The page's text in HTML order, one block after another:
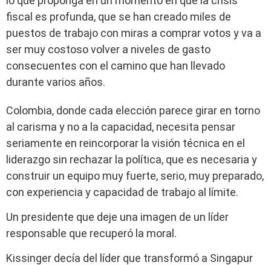
fiscal es profunda, que se han creado miles de
puestos de trabajo con miras a comprar votos y va a
ser muy costoso volver a niveles de gasto
consecuentes con el camino que han llevado
durante varios años.
Colombia, donde cada elección parece girar en torno
al carisma y no a la capacidad, necesita pensar
seriamente en reincorporar la visión técnica en el
liderazgo sin rechazar la política, que es necesaria y
construir un equipo muy fuerte, serio, muy preparado,
con experiencia y capacidad de trabajo al límite.
Un presidente que deje una imagen de un líder
responsable que recuperó la moral.
Kissinger decía del líder que transformó a Singapur